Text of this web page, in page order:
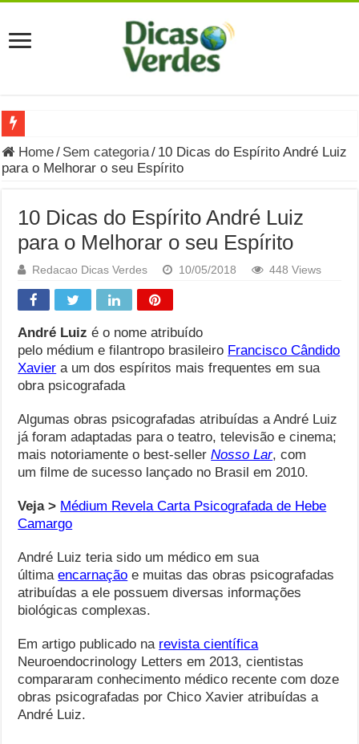
Grávida Pode Comer Pastrami? Saiba Quando o Consumo é
8 Bebidas saudáveis e ricas em eletrólitos: quais são e
Você sabe o que é uma Economia Circular?
Carta Psicografada de Isabella Nardoni : O que Diz a
Grávida pode comer picles e alimentos em conserva durante
Grávida pode comer Ceviche? Entenda os riscos na gravidez
Carta Psicografada João Hélio: Revelação, Paz e a Lei do
Carta Psicografada de Eduardo Campos
Home/ Sem categoria/ 10 Dicas do Espírito André Luiz
para o Melhorar o seu Espírito
10 Dicas do Espírito André Luiz
para o Melhorar o seu Espírito
Redacao Dicas Verdes 10/05/2018 448 Views
André Luiz é o nome atribuído
pelo médium e filantropo brasileiro Francisco Cândido
Xavier a um dos espíritos mais frequentes em sua
obra psicografada
Algumas obras psicografadas atribuídas a André Luiz
já foram adaptadas para o teatro, televisão e cinema;
mais notoriamente o best-sellerNosso Lar, com
um filme de sucesso lançado no Brasil em 2010.
Veja > Médium Revela Carta Psicografada de Hebe
Camargo
André Luiz teria sido um médico em sua
últimaencarnação e muitas das obras psicografadas
atribuídas a ele possuem diversas informações
biológicas complexas.
Em artigo publicado na revista científica
Neuroendocrinology Letters em 2013, cientistas
compararam conhecimento médico recente com doze
obras psicografadas por Chico Xavier atribuídas a
André Luiz.